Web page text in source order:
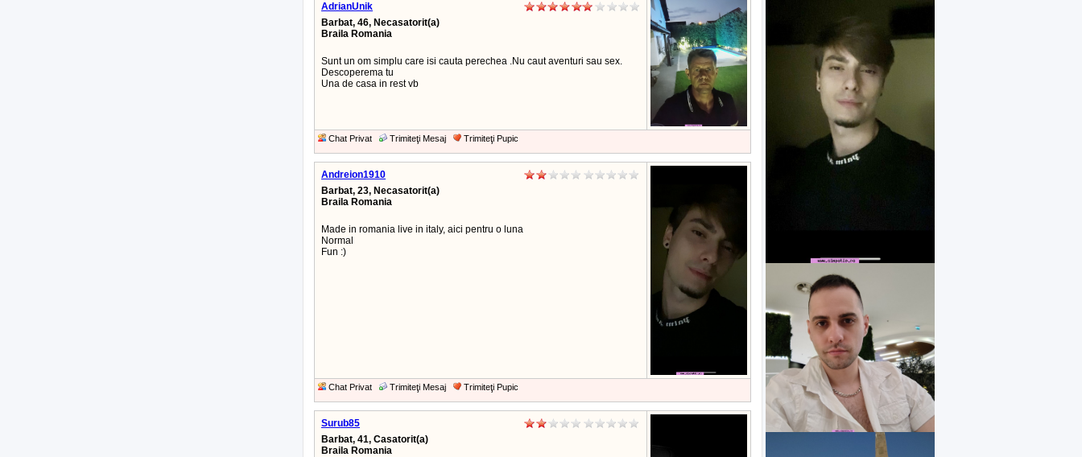
AdrianUnik
Barbat, 46, Necasatorit(a)
Braila Romania
Sunt un om simplu care isi cauta perechea .Nu caut aventuri sau sex.
Descoperema tu
Una de casa in rest vb
Chat Privat Trimiteţi Mesaj Trimiteţi Pupic
Andreion1910
Barbat, 23, Necasatorit(a)
Braila Romania
Made in romania live in italy, aici pentru o luna
Normal
Fun :)
Chat Privat Trimiteţi Mesaj Trimiteţi Pupic
Surub85
Barbat, 41, Casatorit(a)
Braila Romania